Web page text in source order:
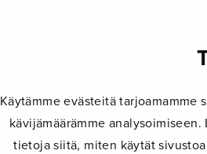
Käytämme evästeitä
kävijämäärämme
tietoja siitä, miten käytät
MUUT